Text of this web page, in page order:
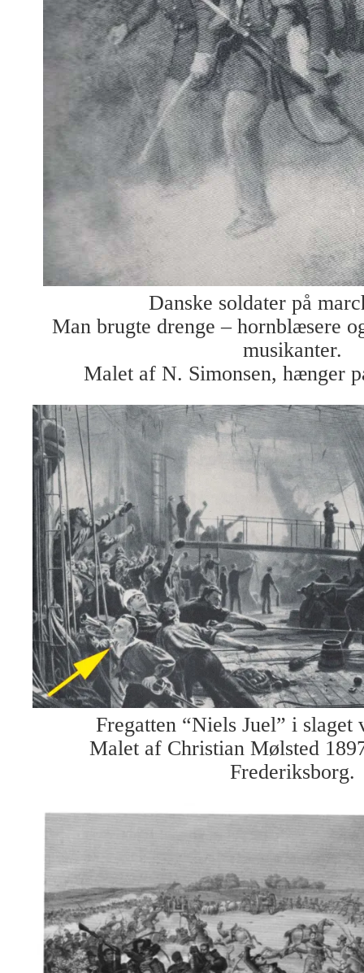
Danske soldater på
Man brugte drenge – hornblæsere
musikanter.
Malet af N. Simonsen, hænger
Fregatten “Niels Juel” i slaget
Malet af Christian Mølsted
Frederiksborg.